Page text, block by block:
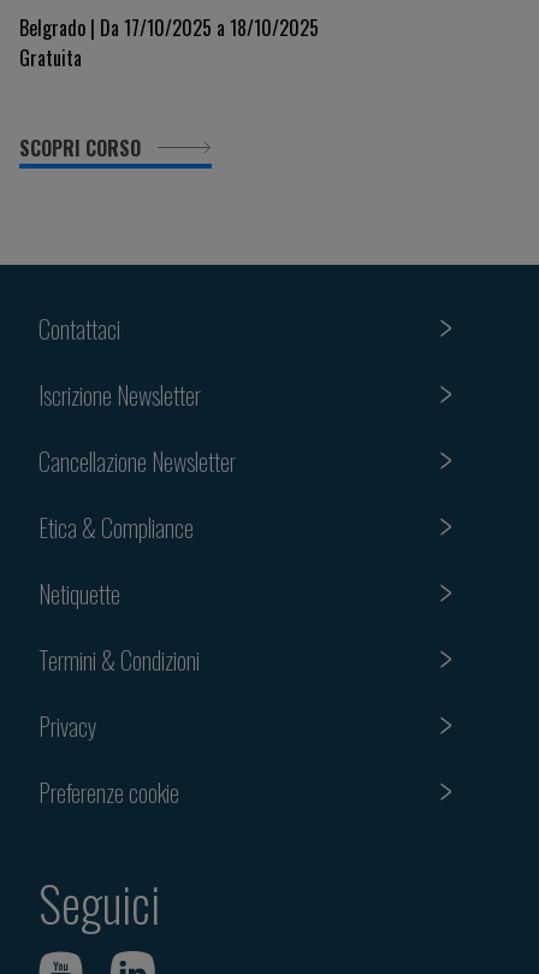
Belgrado | Da 17/10/2025 a 18/10/2025
Gratuita
SCOPRI CORSO
Contattaci
Iscrizione Newsletter
Cancellazione Newsletter
Etica & Compliance
Netiquette
Termini & Condizioni
Privacy
Preferenze cookie
Seguici